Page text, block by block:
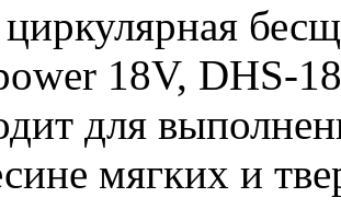
18V, DHS-
для
мягких и